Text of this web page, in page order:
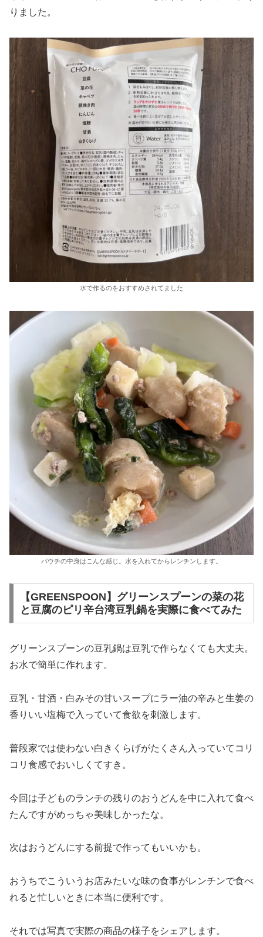
りました。
水で作るのをおすすめされてました
パウチの中身はこんな感じ。水を入れてからレンチンします。
【GREENSPOON】グリーンスプーンの菜の花
と豆腐のピリ辛台湾豆乳鍋を実際に食べてみた
グリーンスプーンの豆乳鍋は豆乳で作らなくても大丈夫。
お水で簡単に作れます。
豆乳・甘酒・白みその甘いスープにラー油の辛みと生姜の
香りいい塩梅で入っていて食欲を刺激します。
普段家では使わない白きくらげがたくさん入っていてコリ
コリ食感でおいしくてすき。
今回は子どものランチの残りのおうどんを中に入れて食べ
たんですがめっちゃ美味しかったな。
次はおうどんにする前提で作ってもいいかも。
おうちでこういうお店みたいな味の食事がレンチンで食べ
れると忙しいときに本当に便利です。
それでは写真で実際の商品の様子をシェアします。